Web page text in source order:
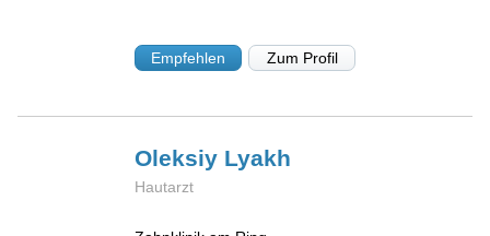
Empfehlen Zum Profil
Oleksiy Lyakh
Hautarzt